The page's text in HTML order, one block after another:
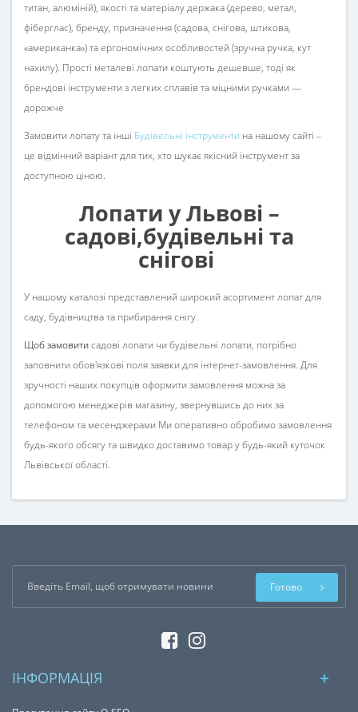
титан, алюміній), якості та матеріалу держака (дерево, метал,
фіберглас), бренду, призначення (садова, снігова, штикова,
«американка») та ергономічних особливостей (зручна ручка, кут
нахилу). Прості металеві лопати коштують дешевше, тоді як
брендові інструменти з легких сплавів та міцними ручками —
дорожче
Замовити лопату та інші Будівельні інструменти на нашому сайті –
це відмінний варіант для тих, хто шукає якісний інструмент за
доступною ціною.
Лопати у Львові –
садові,будівельні та
снігові
У нашому каталозі представлений широкий асортимент лопат для
саду, будівництва та прибирання снігу.
Щоб замовитисадові лопати чибудівельні лопати, потрібно
заповнити обов'язкові поля заявки для інтернет-замовлення. Для
зручності наших покупців оформити замовлення можна за
допомогою менеджерів магазину, звернувшись до них за
телефоном та месенджерами Ми оперативно обробимо замовлення
будь-якого обсягу та швидко доставимо товар у будь-який куточок
Львівської області.
Готово
ІНФОРМАЦІЯ